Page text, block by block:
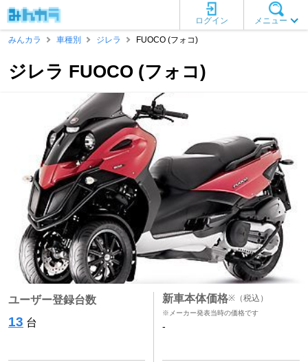
メニュー
ログイン
みんカラ
車種別 ジレラ FUOCO (フォコ)
ジレラ FUOCO (フォコ)
ユーザー登録台数
13 台
新車本体価格※ （税込）
※メーカー発表当時の価格です
-